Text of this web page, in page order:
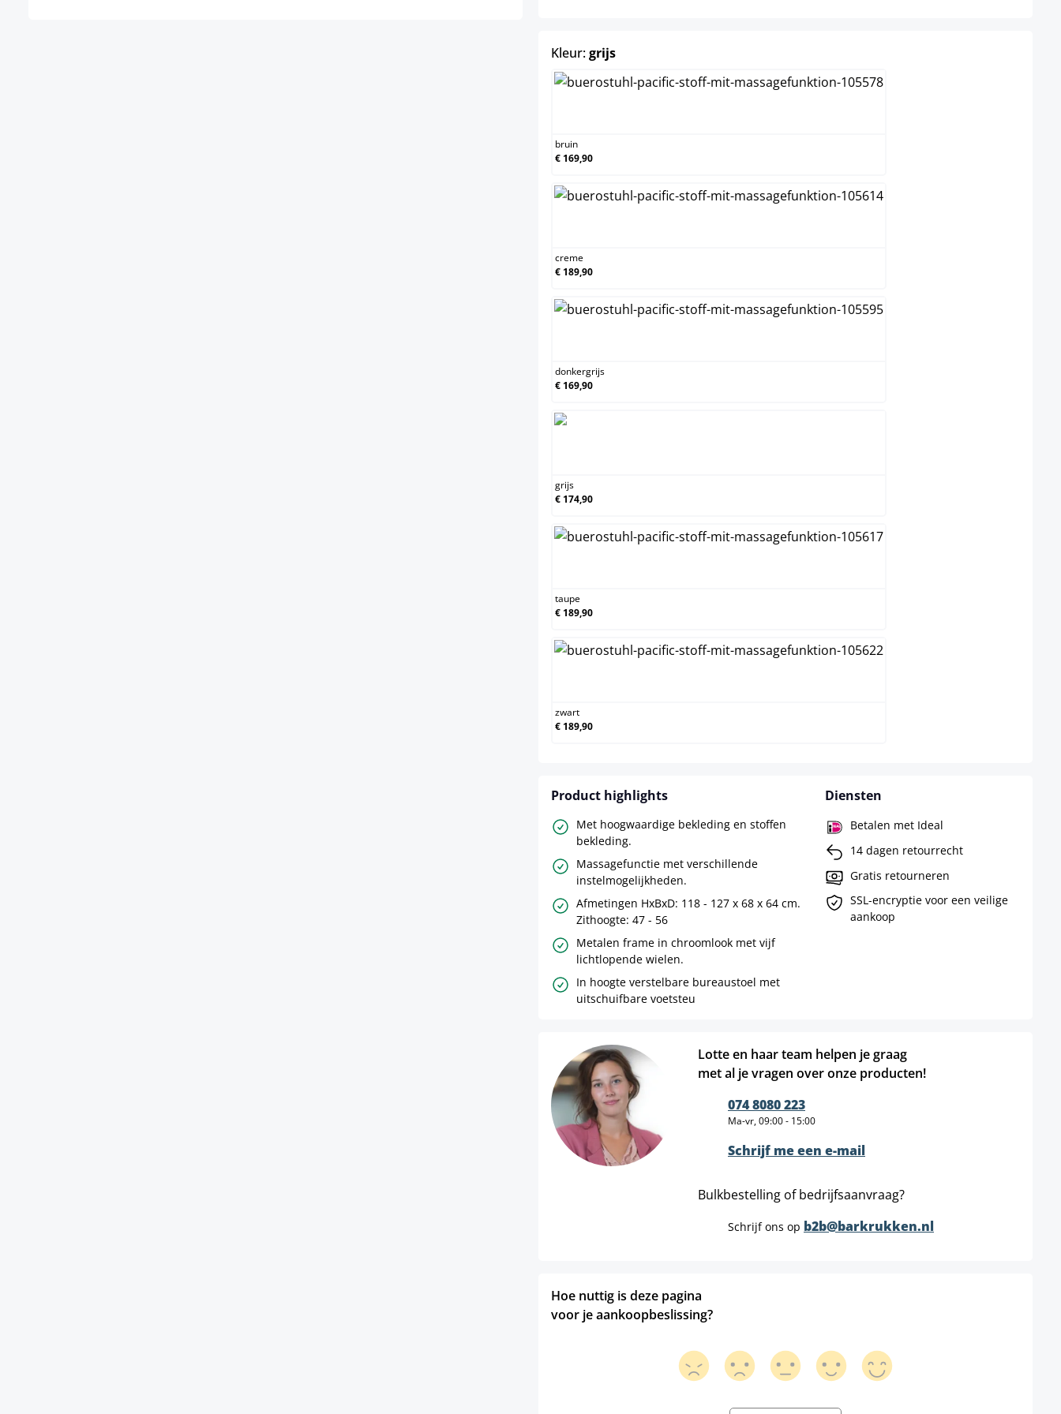
Kleur:grijsselect
bruin
€ 169,90
creme
€ 189,90
donkergrijs
€ 169,90
grijs
€ 174,90
taupe
€ 189,90
zwart
€ 189,90
Product highlights
Met hoogwaardige bekleding en stoffen
bekleding.
Massagefunctie met verschillende
instelmogelijkheden.
Afmetingen HxBxD: 118 - 127 x 68 x 64 cm.
Zithoogte: 47 - 56
Metalen frame in chroomlook met vijf
lichtlopende wielen.
In hoogte verstelbare bureaustoel met
uitschuifbare voetsteu
Diensten
Betalen met Ideal
14 dagen retourrecht
Gratis retourneren
SSL-encryptie voor een veilige
aankoop
Lotte en haar team helpen je graag
met al je vragen over onze producten!
074 8080 223
Ma-vr, 09:00 - 15:00
Schrijf me een e-mail
Bulkbestelling of bedrijfsaanvraag?
Schrijf ons op b2b@barkrukken.nl
Hoe nuttig is deze pagina
voor je aankoopbeslissing?